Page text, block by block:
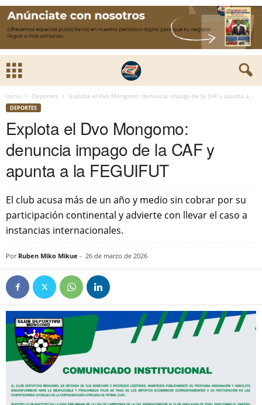
Inicio Deportes Explota el Dvo Mongomo: denuncia impago de la CAF y apunta a...
DEPORTES
Explota el Dvo Mongomo:
denuncia impago de la CAF y
apunta a la FEGUIFUT
El club acusa más de un año y medio sin cobrar por su
participación continental y advierte con llevar el caso a
instancias internacionales.
Por Ruben Miko Mikue - 26 de marzo de 2026